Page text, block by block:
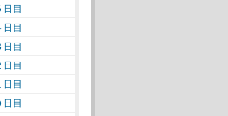
目
目
目
目
目
目